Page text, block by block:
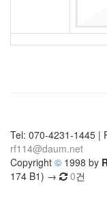
Tel: 070-4231-1445 |
rf114@daum.net
Copyright © 1998 by
174 B1) →
0건